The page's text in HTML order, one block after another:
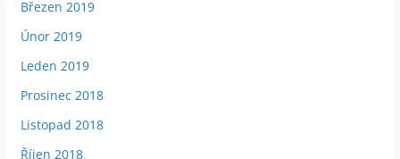
Březen 2019
Únor 2019
Leden 2019
Prosinec 2018
Listopad 2018
Říjen 2018